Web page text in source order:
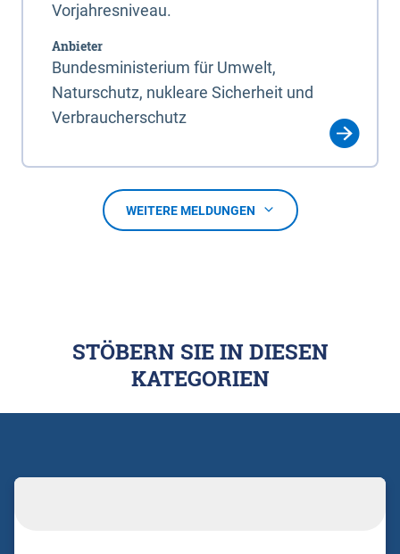
Vorjahresniveau.
Anbieter
Bundesministerium für Umwelt,
Naturschutz, nukleare Sicherheit und
Verbraucherschutz
WEITERE MELDUNGEN
STÖBERN SIE IN DIESEN
KATEGORIEN